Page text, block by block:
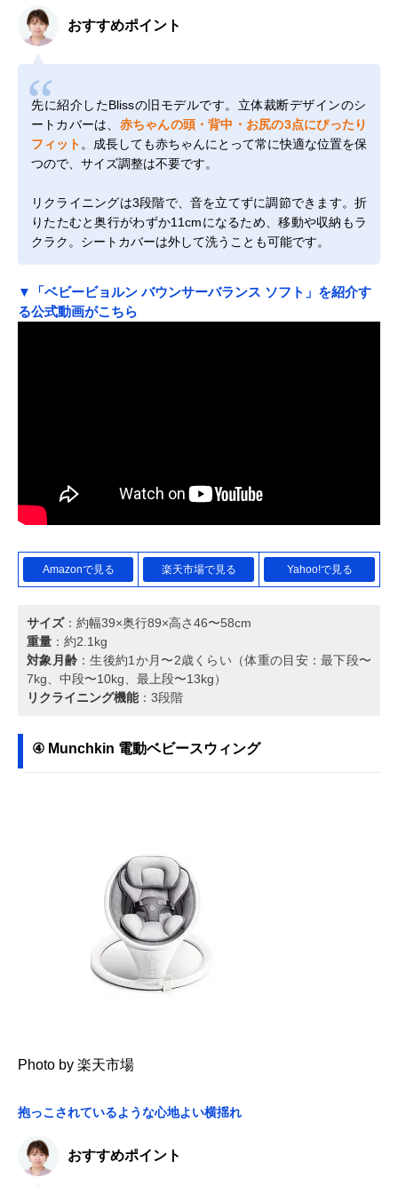
おすすめポイント
先に紹介したBlissの旧モデルです。立体裁断デザインのシ
ートカバーは、 赤ちゃんの頭・背中・お尻の3点にぴったり
フィット 。成長しても赤ちゃんにとって常に快適な位置を保
つので、サイズ調整は不要です。
リクライニングは3段階で、音を立てずに調節できます。折
りたたむと奥行がわずか11cmになるため、移動や収納もラ
クラク。シートカバーは外して洗うことも可能です。
▼「ベビービョルン バウンサーバランス ソフト」を紹介す
る公式動画がこちら
Amazonで見る 楽天市場で見る Yahoo!で見る
サイズ：約幅39×奥行89×高さ46〜58cm
重量 ：約2.1kg
対象月齢 ：生後約1か月〜2歳くらい（体重の目安：最下段〜
7kg、中段〜10kg、最上段〜13kg）
リクライニング機能：3段階
④ Munchkin 電動ベビースウィング
Photo by 楽天市場
抱っこされているような心地よい横揺れ
おすすめポイント